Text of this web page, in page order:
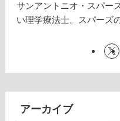
サンアントニオ・スパー
い理学療法士。スパーズ
アーカイブ